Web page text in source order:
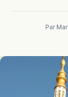
Par